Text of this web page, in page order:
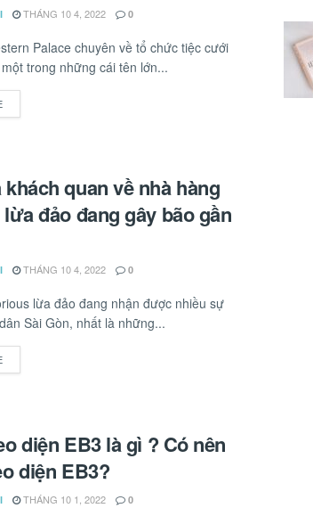
THÁNG 10 4, 2022 0
Palace chuyên về tổ chức tiệc cưới
trong những cái tên lớn...
quan về nhà hàng
đảo đang gây bão gần
THÁNG 10 4, 2022 0
lừa đảo đang nhận được nhiều sự
Sài Gòn, nhất là những...
diện EB3 là gì ? Có nên
diện EB3?
THÁNG 10 1, 2022 0